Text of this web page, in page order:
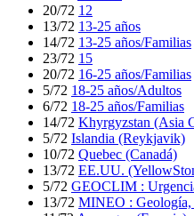
20/72 12
13/72 13-25 años
14/72 13-25 años/Familias
23/72 15
20/72 16-25 años/Familias
5/72 18-25 años/Adultos
6/72 18-25 años/Familias
14/72 Khyrgyzstan (Asia
5/72 Islandia (Reykjavik)
10/72 Quebec (Canadá)
13/72 EE.UU.
5/72 GEOCLIM :
13/72 MINEO : Geología,